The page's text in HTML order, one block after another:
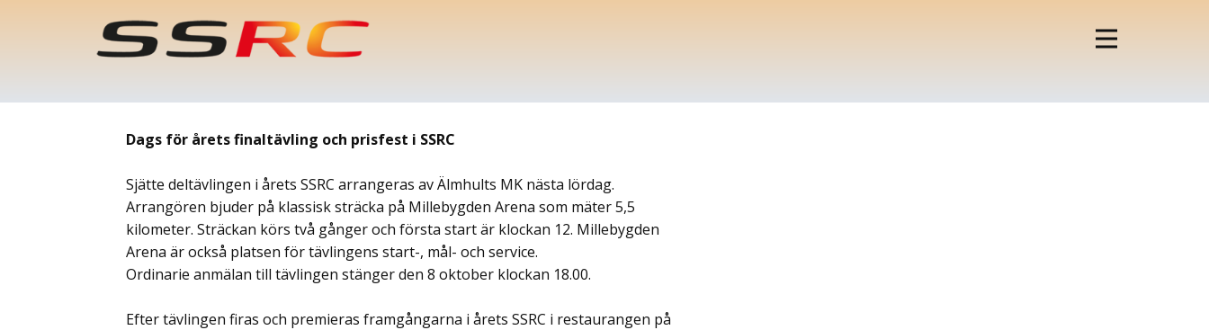
Dags för årets finaltävling och prisfest i SSRC
Sjätte deltävlingen i årets SSRC arrangeras av Älmhults MK nästa lördag.
Arrangören bjuder på klassisk sträcka på Millebygden Arena som mäter 5,5
kilometer. Sträckan körs två gånger och första start är klockan 12. Millebygden
Arena är också platsen för tävlingens start-, mål- och service.
Ordinarie anmälan till tävlingen stänger den 8 oktober klockan 18.00.
Efter tävlingen firas och premieras framgångarna i årets SSRC i restaurangen på